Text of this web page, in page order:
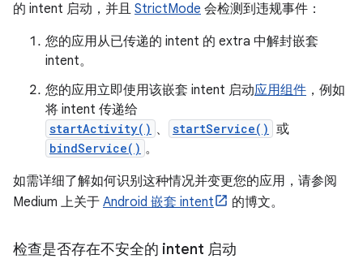
的 intent 启动，并且 StrictMode 会检测到违规事件：
您的应用从已传递的 intent 的 extra 中解封嵌套
intent。
您的应用立即使用该嵌套 intent 启动应用组件 ，例如
将 intent 传递给
startActivity() 、 startService() 或
bindService() 。
如需详细了解如何识别这种情况并变更您的应用，请参阅
Medium 上关于 Android 嵌套 intent 的博文。
检查是否存在不安全的 intent 启动